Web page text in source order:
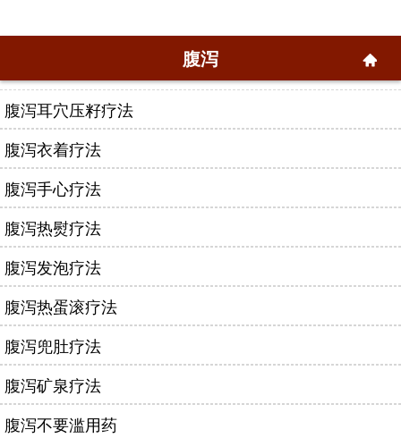
腹泻
腹泻耳穴压籽疗法
腹泻衣着疗法
腹泻手心疗法
腹泻热熨疗法
腹泻发泡疗法
腹泻热蛋滚疗法
腹泻兜肚疗法
腹泻矿泉疗法
腹泻不要滥用药